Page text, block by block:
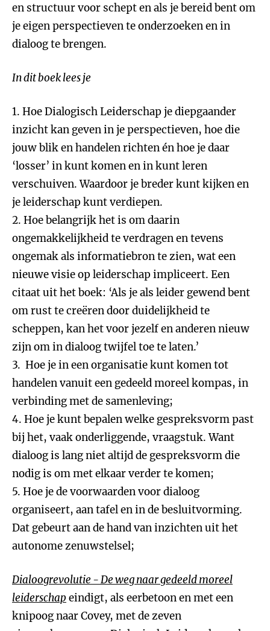
en structuur voor schept en als je bereid bent om
je eigen perspectieven te onderzoeken en in
dialoog te brengen.
In dit boek lees je
1. Hoe Dialogisch Leiderschap je diepgaander
inzicht kan geven in je perspectieven, hoe die
jouw blik en handelen richten én hoe je daar
‘losser’ in kunt komen en in kunt leren
verschuiven. Waardoor je breder kunt kijken en
je leiderschap kunt verdiepen.
2. Hoe belangrijk het is om daarin
ongemakkelijkheid te verdragen en tevens
ongemak als informatiebron te zien, wat een
nieuwe visie op leiderschap impliceert. Een
citaat uit het boek: ‘Als je als leider gewend bent
om rust te creëren door duidelijkheid te
scheppen, kan het voor jezelf en anderen nieuw
zijn om in dialoog twijfel toe te laten.’
3. Hoe je in een organisatie kunt komen tot
handelen vanuit een gedeeld moreel kompas, in
verbinding met de samenleving;
4. Hoe je kunt bepalen welke gespreksvorm past
bij het, vaak onderliggende, vraagstuk. Want
dialoog is lang niet altijd de gespreksvorm die
nodig is om met elkaar verder te komen;
5. Hoe je de voorwaarden voor dialoog
organiseert, aan tafel en in de besluitvorming.
Dat gebeurt aan de hand van inzichten uit het
autonome zenuwstelsel;
Dialoogrevolutie - De weg naar gedeeld moreel
leiderschap eindigt, als eerbetoon en met een
knipoog naar Covey, met de zeven